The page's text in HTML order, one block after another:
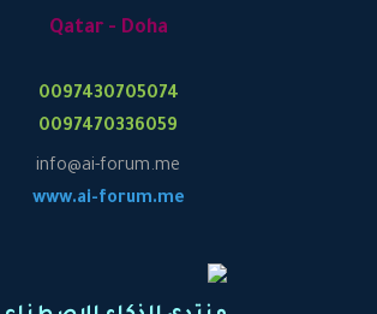
Qatar - Doha
0097430705074
0097470336059
info@ai-forum.me
www.ai-forum.me